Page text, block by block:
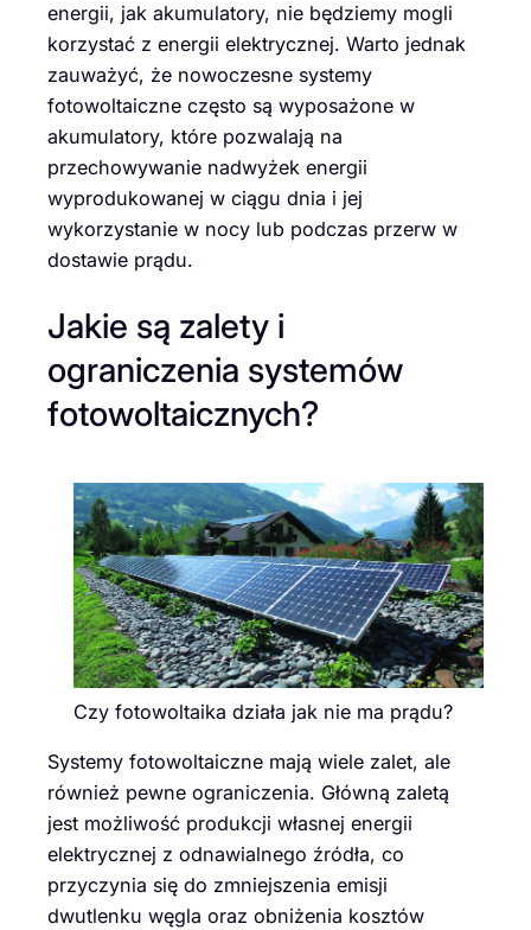
energii, jak akumulatory, nie będziemy mogli
korzystać z energii elektrycznej. Warto jednak
zauważyć, że nowoczesne systemy
fotowoltaiczne często są wyposażone w
akumulatory, które pozwalają na
przechowywanie nadwyżek energii
wyprodukowanej w ciągu dnia i jej
wykorzystanie w nocy lub podczas przerw w
dostawie prądu.
Jakie są zalety i
ograniczenia systemów
fotowoltaicznych?
Czy fotowoltaika działa jak nie ma prądu?
Systemy fotowoltaiczne mają wiele zalet, ale
również pewne ograniczenia. Główną zaletą
jest możliwość produkcji własnej energii
elektrycznej z odnawialnego źródła, co
przyczynia się do zmniejszenia emisji
dwutlenku węgla oraz obniżenia kosztów